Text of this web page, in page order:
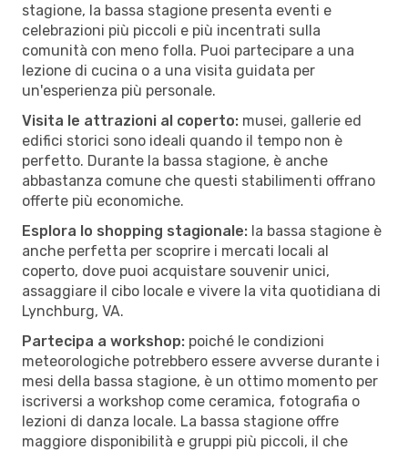
stagione, la bassa stagione presenta eventi e
celebrazioni più piccoli e più incentrati sulla
comunità con meno folla. Puoi partecipare a una
lezione di cucina o a una visita guidata per
un'esperienza più personale.
Visita le attrazioni al coperto: musei, gallerie ed
edifici storici sono ideali quando il tempo non è
perfetto. Durante la bassa stagione, è anche
abbastanza comune che questi stabilimenti offrano
offerte più economiche.
Esplora lo shopping stagionale: la bassa stagione è
anche perfetta per scoprire i mercati locali al
coperto, dove puoi acquistare souvenir unici,
assaggiare il cibo locale e vivere la vita quotidiana di
Lynchburg, VA.
Partecipa a workshop: poiché le condizioni
meteorologiche potrebbero essere avverse durante i
mesi della bassa stagione, è un ottimo momento per
iscriversi a workshop come ceramica, fotografia o
lezioni di danza locale. La bassa stagione offre
maggiore disponibilità e gruppi più piccoli, il che